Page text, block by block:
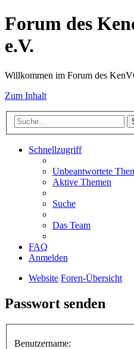
Forum des
e.V.
Willkommen im Forum des
Zum Inhalt
Schnellzugriff
Unbeantwortete
Aktive Themen
Suche
Das Team
FAQ
Anmelden
Website Foren-Übersicht
Passwort senden
Benutzername: